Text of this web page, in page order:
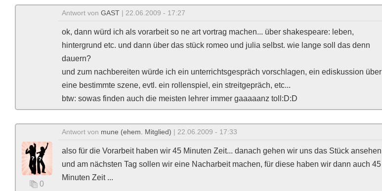
Antwort von GAST | 22.06.2009 - 17:27
ok, dann würd ich als vorarbeit so ne art vortrag machen... über shakespeare: leben,
hintergrund etc. und dann über das stück romeo und julia selbst. wie lange soll das denn
dauern?
und zum nachbereiten würde ich ein unterrichtsgespräch vorschlagen, ein ediskussion über
eine bestimmte szene, evtl. ein rollenspiel, ein streitgepräch, etc...
btw: sowas finden auch die meisten lehrer immer gaaaaanz toll:D:D
0
Antwort von mune (ehem. Mitglied) | 22.06.2009 - 17:33
also für die Vorarbeit haben wir 45 Minuten Zeit... danach gehen wir uns das Stück ansehen
und am nächsten Tag sollen wir eine Nacharbeit machen, für diese haben wir dann auch 45
Minuten Zeit ...